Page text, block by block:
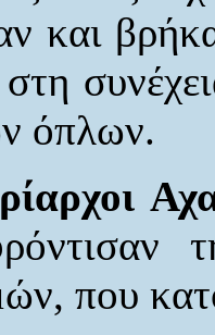
και
όπλων.
που